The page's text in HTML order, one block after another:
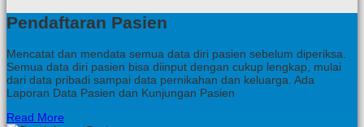
Pendaftaran Pasien
Mencatat dan mendata semua data diri pasien sebelum diperiksa.
Semua data diri pasien bisa diinput dengan cukup lengkap, mulai
dari data pribadi sampai data pernikahan dan keluarga. Ada
Laporan Data Pasien dan Kunjungan Pasien
Read More